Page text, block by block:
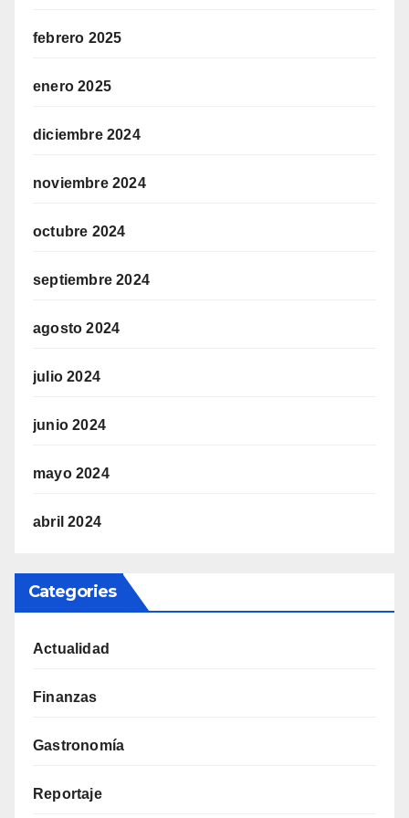
febrero 2025
enero 2025
diciembre 2024
noviembre 2024
octubre 2024
septiembre 2024
agosto 2024
julio 2024
junio 2024
mayo 2024
abril 2024
Categories
Actualidad
Finanzas
Gastronomía
Reportaje